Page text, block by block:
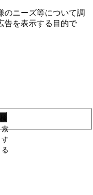
のニーズ等について調
告を表⽰する⽬的で
索
す
る